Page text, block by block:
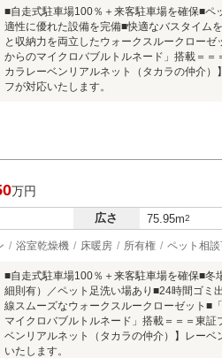
■自走式駐車場100％＋来客駐車場を確保■ペ
適性に優れた設備を完備■快適なバスタイム
と収納力を両立したウォークスルークロー
からのマイクロバブルトルネード」搭載＝
カラレーベンリアルネット（タカラの仲介
フが対応いたします。
万円
広さ 75.95m2
浴室乾燥機 床暖房 所有権 ペット相
■自走式駐車場100％＋来客駐車場を確保■冬
細則有）／ペット足洗い場あり■24時間ゴミ
線スムーズなウォークスルークローゼット■
マイクロバブルトルネード」搭載＝＝＝東
ベンリアルネット（タカラの仲介）】レー
いたします。